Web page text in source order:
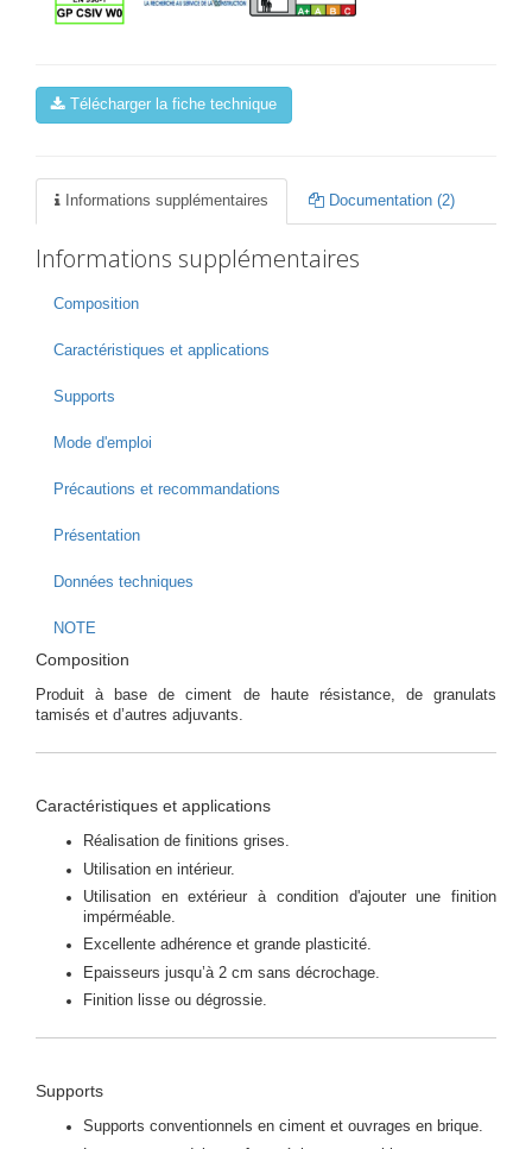
Télécharger la fiche technique
Informations supplémentaires Documentation (2)
Informations supplémentaires
Composition
Caractéristiques et applications
Supports
Mode d'emploi
Précautions et recommandations
Présentation
Données techniques
NOTE
Composition
Produit à base de ciment de haute résistance, de granulats
tamisés et d’autres adjuvants.
Caractéristiques et applications
Réalisation de finitions grises.
Utilisation en intérieur.
Utilisation en extérieur à condition d'ajouter une finition
impérméable.
Excellente adhérence et grande plasticité.
Epaisseurs jusqu’à 2 cm sans décrochage.
Finition lisse ou dégrossie.
Supports
Supports conventionnels en ciment et ouvrages en brique.